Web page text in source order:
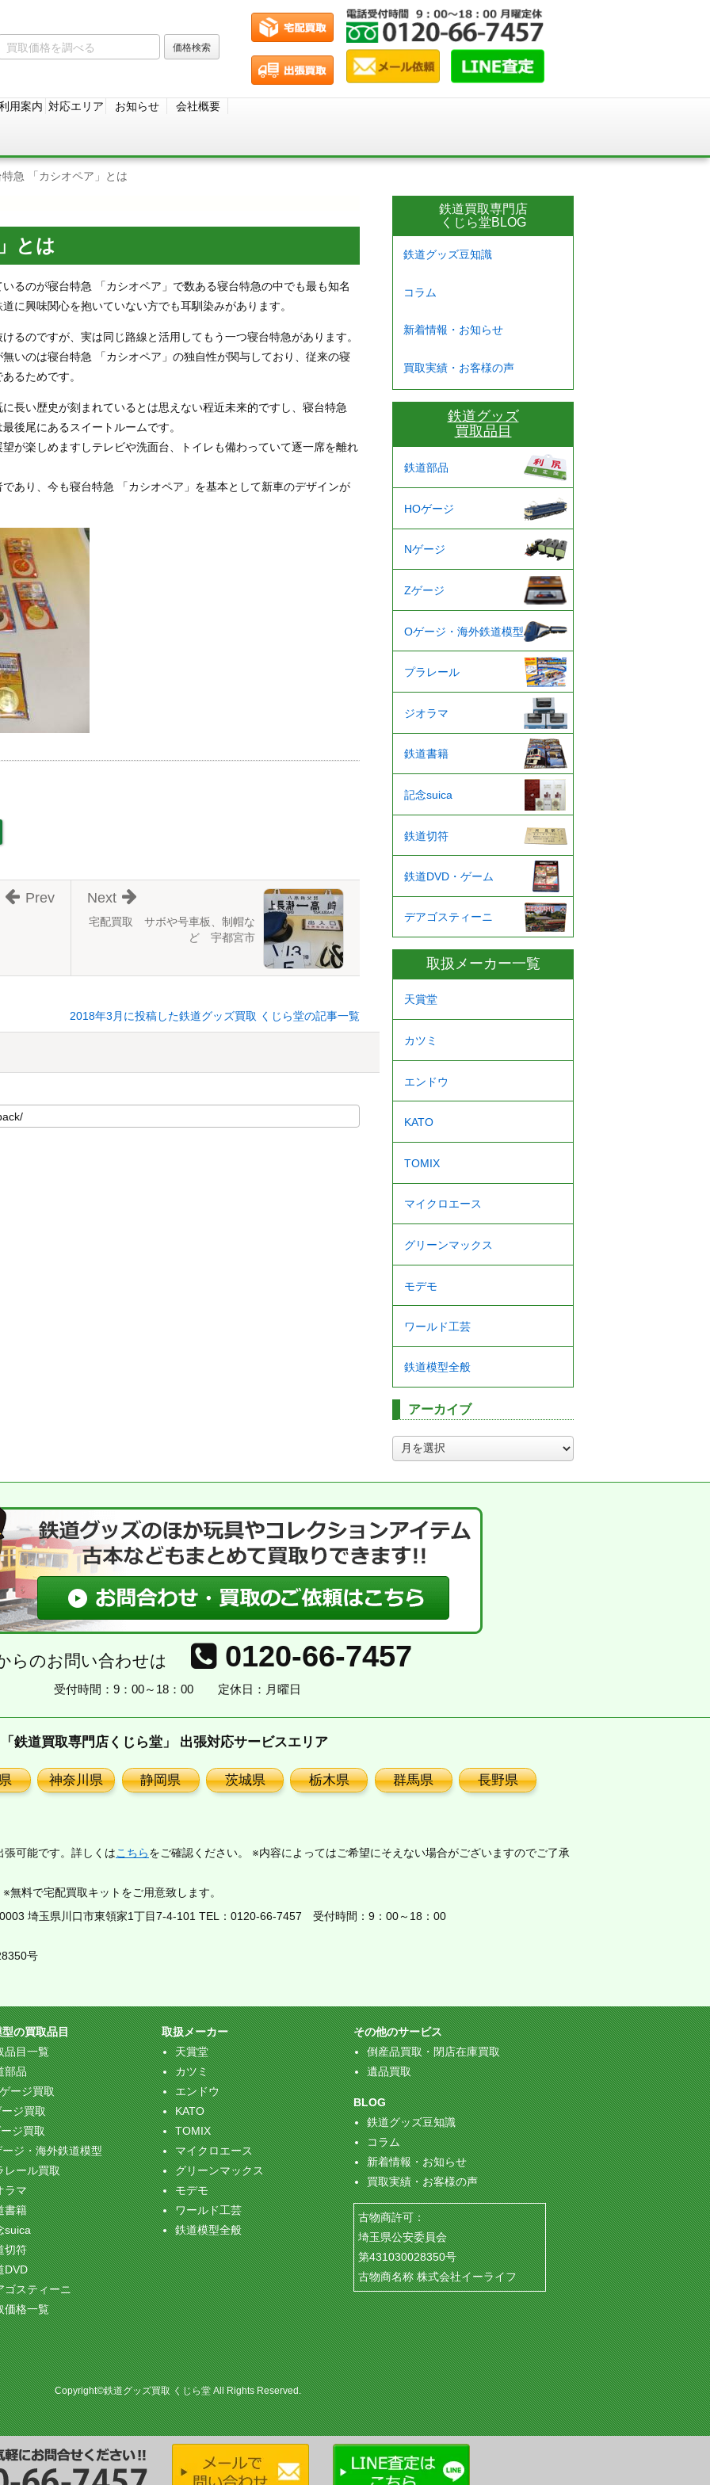
用案内 対応エリア お知らせ 会社概要
急 「カシオペア」とは
とは
るのが寝台特急 「カシオペア」で数ある寝台特急の中でも最も知名
に興味関心を抱いていない方でも耳馴染みがあります。
るのですが、実は同じ路線と活用してもう一つ寝台特急があります。
いのは寝台特急 「カシオペア」の独自性が関与しており、従来の寝
るためです。
長い歴史が刻まれているとは思えない程近未来的ですし、寝台特急
後尾にあるスイートルームです。
が楽しめますしテレビや洗面台、トイレも備わっていて逐一席を離れ
あり、今も寝台特急 「カシオペア」を基本として新車のデザインが
宅配買取 サボや号車板、制帽な
ど 宇都宮市
Next
Prev
2018年3月に投稿した鉄道グッズ買取 くじら堂の記事一覧
鉄道買取専門店
くじら堂BLOG
鉄道グッズ豆知識
コラム
新着情報・お知らせ
買取実績・お客様の声
鉄道グッズ
買取品目
鉄道部品
HOゲージ
Nゲージ
Zゲージ
Oゲージ・海外鉄道模型
プラレール
ジオラマ
鉄道書籍
記念suica
鉄道切符
鉄道DVD・ゲーム
デアゴスティーニ
取扱メーカー一覧
天賞堂
カツミ
エンドウ
KATO
TOMIX
マイクロエース
グリーンマックス
モデモ
ワールド工芸
鉄道模型全般
アーカイブ
ー
ブ
らのお問い合わせは 0120-66-7457
受付時間：9：00～18：00 定休日：月曜日
「鉄道買取専門店くじら堂」 出張対応サービスエリア
神奈川県 静岡県 茨城県 栃木県 群馬県 長野県
可能です。詳しくはこちらをご確認ください。 ※内容によってはご希望にそえない場合がございますのでご了承
料で宅配買取キットをご用意致します。
埼玉県川口市東領家1丁目7-4-101 TEL： 0120-66-7457 受付時間：9：00～18：00
号
型の買取品目
品目一覧
部品
ージ買取
ジ買取
ジ買取
ージ・海外鉄道模型
レール買取
ラマ
書籍
suica
切符
DVD
ゴスティーニ
価格一覧
取扱メーカー
天賞堂
カツミ
エンドウ
KATO
TOMIX
マイクロエース
グリーンマックス
モデモ
ワールド工芸
鉄道模型全般
その他のサービス
倒産品買取・閉店在庫買取
遺品買取
BLOG
鉄道グッズ豆知識
コラム
新着情報・お知らせ
買取実績・お客様の声
古物商許可：
埼玉県公安委員会
第431030028350号
古物商名称 株式会社イーライフ
Copyright©鉄道グッズ買取 くじら堂 All Rights Reserved.